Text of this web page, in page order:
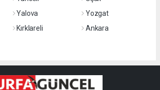
Yalova
Yozgat
Kırklareli Ankara